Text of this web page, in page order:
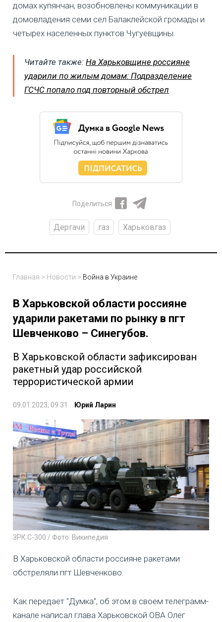
домах купянчан, возобновлены коммуникации в
домовладения семи сел Балаклейской громады и
четырех населенных пунктов Чугуевщины.
Читайте также: На Харьковщине россияне
ударили по жилым домам: Подразделение
ГСЧС попало под повторный обстрел
Поделиться
Дергачи газ Харьковгаз
Главная > Новости > Война в Украине
В Харьковской области россияне
ударили ракетами по рынку в пгт
Шевченково – Синегубов.
В Харьковской области зафиксирован
ракетный удар российской
террористической армии
09.01.2023, 09:31 Юрий Ларин
ЗРК С-300 / Фото: Википедия
В Харьковской области россияне ракетами
обстреляли пгт Шевченково.
Как передает "Думка", об этом в своем телеграмм-
канале написал глава Харьковской ОВА Олег